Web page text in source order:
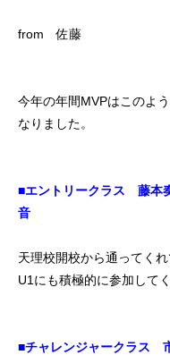
お問い合わせ
初めての方 システム・ク
from 佐藤
今年の年間MVPはこのよ
なりました。
■エントリークラス 藤本
音
天理校開校から通ってく
U1にも積極的に参加して
■チャレンジャークラス